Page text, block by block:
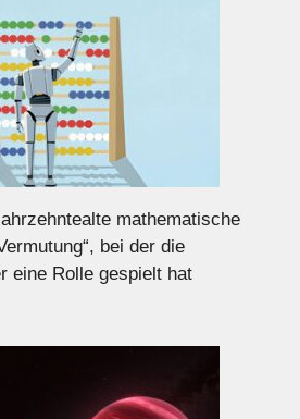
mathematische
bei der die
eine Rolle gespielt hat